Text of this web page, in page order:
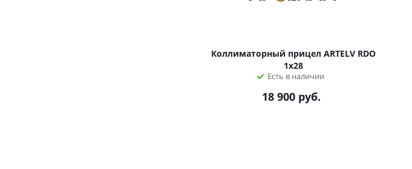
Коллиматорный прицел ARTELV RDO
1x28
Есть в наличии
18 900руб.